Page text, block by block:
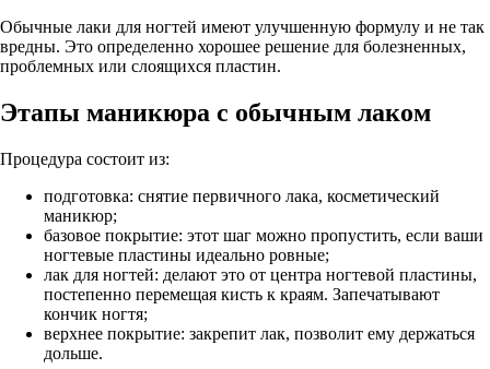
Обычные лаки для ногтей имеют улучшенную формулу и не так
вредны. Это определенно хорошее решение для болезненных,
проблемных или слоящихся пластин.
Этапы маникюра с обычным лаком
Процедура состоит из:
подготовка: снятие первичного лака, косметический
маникюр;
базовое покрытие: этот шаг можно пропустить, если ваши
ногтевые пластины идеально ровные;
лак для ногтей: делают это от центра ногтевой пластины,
постепенно перемещая кисть к краям. Запечатывают
кончик ногтя;
верхнее покрытие: закрепит лак, позволит ему держаться
дольше.